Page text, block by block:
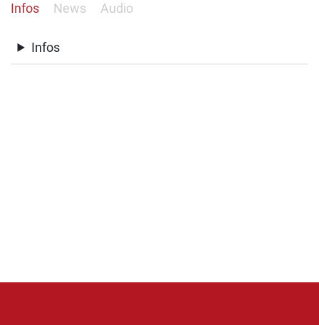
Infos News Audio
Infos